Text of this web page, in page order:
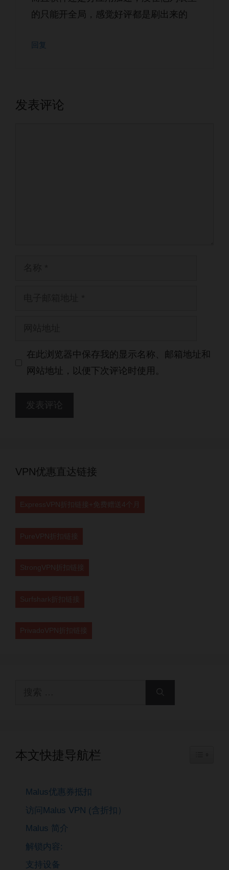
的只能开全局，感觉好评都是刷出来的
回复
发表评论
在此浏览器中保存我的显示名称、邮箱地址和
网站地址，以便下次评论时使用。
VPN优惠直达链接
ExpressVPN折扣链接+免费赠送4个月
PureVPN折扣链接
StrongVPN折扣链接
Surfshark折扣链接
PrivadoVPN折扣链接
本文快捷导航栏
Malus优惠券抵扣
访问Malus VPN (含折扣）
Malus 简介
解锁内容:
支持设备